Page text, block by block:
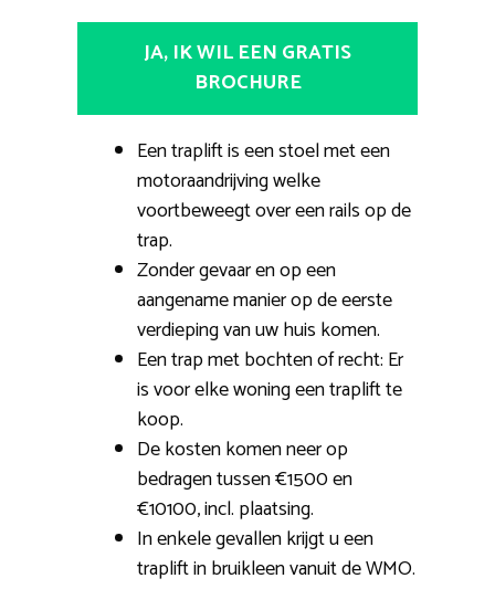
JA, IK WIL EEN GRATIS
BROCHURE
Een traplift is een stoel met een
motoraandrijving welke
voortbeweegt over een rails op de
trap.
Zonder gevaar en op een
aangename manier op de eerste
verdieping van uw huis komen.
Een trap met bochten of recht: Er
is voor elke woning een traplift te
koop.
De kosten komen neer op
bedragen tussen €1500 en
€10100, incl. plaatsing.
In enkele gevallen krijgt u een
traplift in bruikleen vanuit de WMO.